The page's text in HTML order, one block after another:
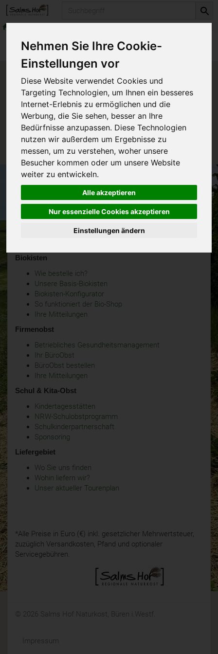
Nehmen Sie Ihre Cookie-
Einstellungen vor
Diese Website verwendet Cookies und
Targeting Technologien, um Ihnen ein besseres
Internet-Erlebnis zu ermöglichen und die
Werbung, die Sie sehen, besser an Ihre
Bedürfnisse anzupassen. Diese Technologien
nutzen wir außerdem um Ergebnisse zu
messen, um zu verstehen, woher unsere
Besucher kommen oder um unsere Website
weiter zu entwickeln.
Alle akzeptieren
Nur essenzielle Cookies akzeptieren
Einstellungen ändern
Produkte
Alles für den Bio-Garten
Bio-Sämereien
Produkt "Mangold Rainbow"
nicht verfügbar.
Das von Ihnen gesuchte Produkt ist leider zur Zeit
nicht verfügbar.
Biokisten
Wie bestelle ich?
Unsere Basis-Biokisten
Biokisten-Konfigurator
So funktioniert der Bio-Shop
Ihre Mitteilungen
Firmenobst
Betriebliches Gesundheitsmanagement
Ihr BüroObst
BüroObst bestellen
Ihre Mitteilungen
Schul & Kita-Obst
Kindertagesstätten
NRW-Schulobstprogramm
Schulkinderpartnerschaft
Sponsoring
Liefergebiet
Wo Sie uns finden
Wohin liefern wir?
Unser aktueller Tourenplan
*Alle Preise in Euro (€) inkl. gesetzlicher Mehrwertsteuer,
zuzüglich Versandkosten, Pfand und optionaler
Servicegebühren.
© 2026 Salms Hof Naturkost, Büren i.Westf.
Impressum